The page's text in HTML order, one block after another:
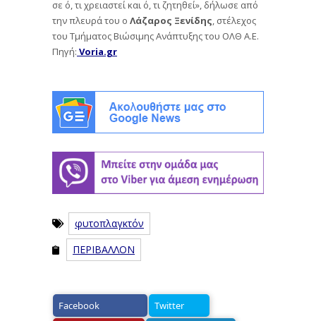
σε ό, τι χρειαστεί και ό, τι ζητηθεί», δήλωσε από
την πλευρά του ο Λάζαρος Ξενίδης, στέλεχος
του Τμήματος Βιώσιμης Ανάπτυξης του ΟΛΘ Α.Ε.
Πηγή: Voria.gr
φυτοπλαγκτόν
ΠΕΡΙΒΑΛΛΟΝ
Facebook
Twitter